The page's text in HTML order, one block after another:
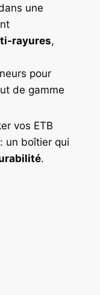
une
rayures,
pour
de gamme
vos ETB
un boîtier qui
.